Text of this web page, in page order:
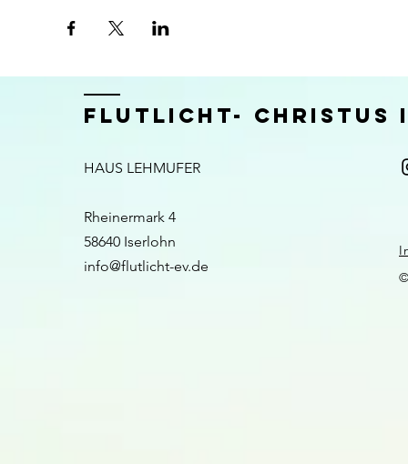
FLUTLICHT- CHRISTUS
HAUS LEHMUFER
Rheinermark 4
58640 Iserlohn​​
info@flutlicht-ev.de